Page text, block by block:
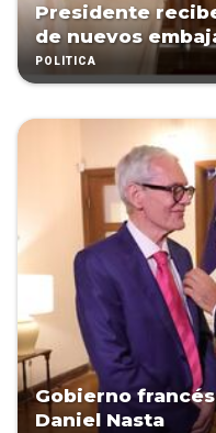
Presidente
de nuevos
POLÍTICA
Gobierno
Daniel Nasta